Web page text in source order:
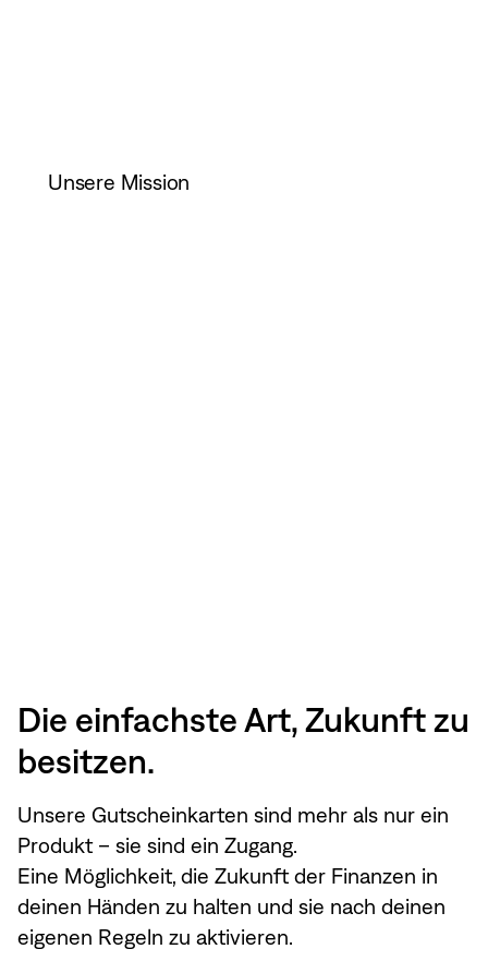
Unsere Mission
Die einfachste Art, Zukunft zu
besitzen.
Unsere Gutscheinkarten sind mehr als nur ein
Produkt – sie sind ein Zugang.
Eine Möglichkeit, die Zukunft der Finanzen in
deinen Händen zu halten und sie nach deinen
eigenen Regeln zu aktivieren.